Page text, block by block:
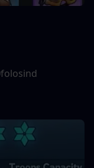
folosind